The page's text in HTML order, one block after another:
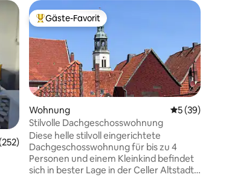
Bewertung: 4,97 von 5, 252 Bewertungen
Beliebter Gäste-Favorit.
Gäste-Favorit
Wohnung Durchschnittliche
5 (39)
Stilvolle Dachgeschosswohnung
Diese helle stilvoll eingerichtete
Dachgeschosswohnung für bis zu 4
Personen und einem Kleinkind befindet
sich in bester Lage in der Celler Altstadt